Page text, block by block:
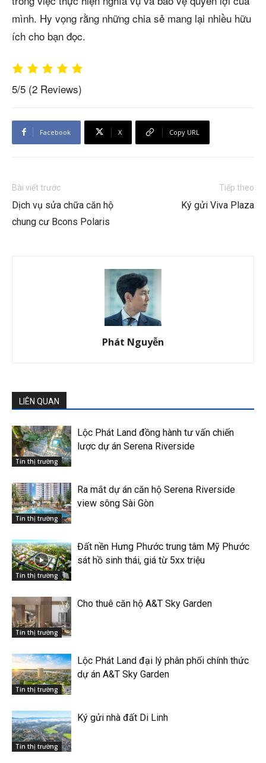
mình. Hy vọng rằng những chia sẻ mang lại nhiều hữu
ích cho bạn đọc.
5/5 (2 Reviews)
Facebook X Copy URL
Bài viết trước
Dịch vụ sửa chữa căn hộ
chung cư Bcons Polaris
Tiếp theo
Ký gửi Viva Plaza
Phát Nguyễn
LIÊN QUAN
Tin thị trường
Lộc Phát Land đồng hành tư vấn chiến
lược dự án Serena Riverside
Tin thị trường
Ra mắt dự án căn hộ Serena Riverside
view sông Sài Gòn
Tin thị trường
Đất nền Hưng Phước trung tâm Mỹ Phước
sát hồ sinh thái, giá từ 5xx triệu
Tin thị trường
Cho thuê căn hộ A&T Sky Garden
Tin thị trường
Lộc Phát Land đại lý phân phối chính thức
dự án A&T Sky Garden
Tin thị trường
Ký gửi nhà đất Di Linh